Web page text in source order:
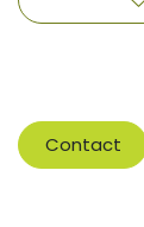
Contact